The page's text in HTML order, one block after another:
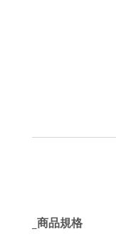
商品規格